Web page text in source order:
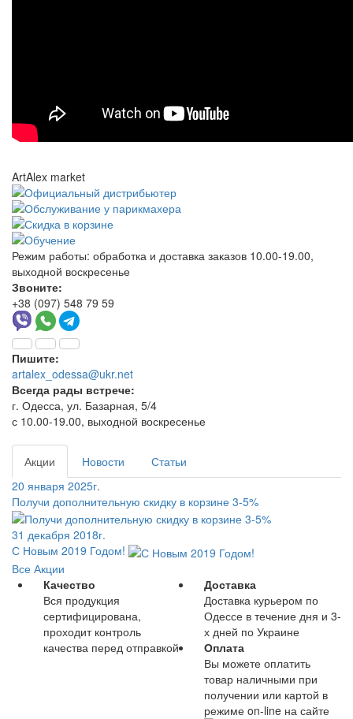
ArtAlex market
Режим работы: обработка и доставка заказов 10.00-19.00,
выходной воскресенье
Звоните:
+38 (097) 548 79 59
Пишите:
artalex_odessa@ukr.net
Всегда рады встрече:
г. Одесса, ул. Базарная, 5/4
с 10.00-19.00, выходной воскресенье
Акции Новости
Статьи
20 января 2025г.
Получи дополнительную скидку в корзине 3-5%
31 декабря 2018г.
С Новым 2019 Годом!
Все Акции
Качество
Вся продукция
сертифицирована,
проходит контроль
качества перед отправкой
Доставка
Доставка курьером по
Одессе в течение дня и 3-
х дней по Украине
Оплата
Вы можете оплатить
товар наличными при
получении или картой в
режиме on-line на сайте